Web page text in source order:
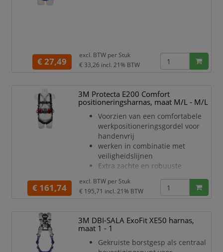
€ 27,49
excl. BTW per Stuk
€ 33,26 incl. 21% BTW
3M Protecta E200 Comfort
positioneringsharnas, maat M/L - M/L
Voorzien van een comfortabele
werkpositioneringsgordel voor
handenvrij
werken in combinatie met
veiligheidslijnen
Extra zachte en robuuste
dan het vorige
model, voor verhoogd
Stevige gordelconstructie
ondersteunt het dragen van een
D-ring aan de voorzijde helpt de
€ 161,74
excl. BTW per Stuk
€ 195,71 incl. 21% BTW
3M DBI-SALA ExoFit XE50 harnas,
maat 1 - 1
Gekruiste borstgesp als centraal